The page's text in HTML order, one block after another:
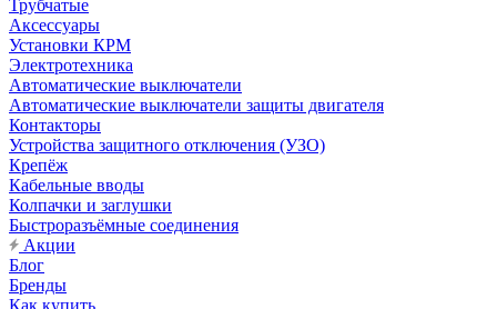
Трубчатые
Аксессуары
Установки КРМ
Электротехника
Автоматические выключатели
Автоматические выключатели защиты двигателя
Контакторы
Устройства защитного отключения (УЗО)
Крепёж
Кабельные вводы
Колпачки и заглушки
Быстроразъёмные соединения
Акции
Блог
Бренды
Как купить